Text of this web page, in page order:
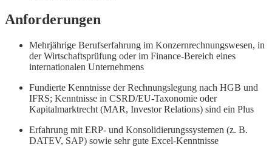
Anforderungen
Mehrjährige Berufserfahrung im Konzernrechnungswesen, in
der Wirtschaftsprüfung oder im Finance-Bereich eines
internationalen Unternehmens
Fundierte Kenntnisse der Rechnungslegung nach HGB und
IFRS; Kenntnisse in CSRD/EU-Taxonomie oder
Kapitalmarktrecht (MAR, Investor Relations) sind ein Plus
Erfahrung mit ERP- und Konsolidierungssystemen (z. B.
DATEV, SAP) sowie sehr gute Excel-Kenntnisse